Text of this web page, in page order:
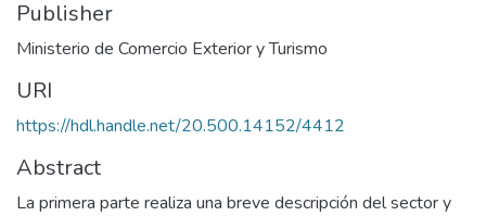
Publisher
Ministerio de Comercio Exterior y Turismo
URI
https://hdl.handle.net/20.500.14152/4412
Abstract
La primera parte realiza una breve descripción del sector y